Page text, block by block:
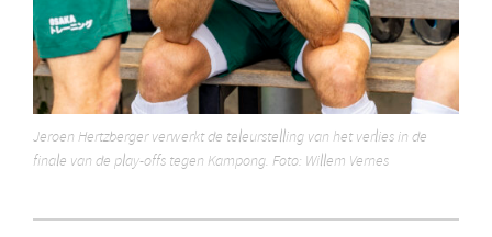
Jeroen Hertzberger verwerkt de teleurstelling van het verlies in de
finale van de play-offs tegen Kampong. Foto: Willem Vernes